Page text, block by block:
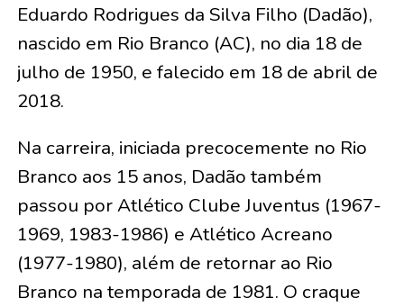
Eduardo Rodrigues da Silva Filho (Dadão),
nascido em Rio Branco (AC), no dia 18 de
julho de 1950, e falecido em 18 de abril de
2018.
Na carreira, iniciada precocemente no Rio
Branco aos 15 anos, Dadão também
passou por Atlético Clube Juventus (1967-
1969, 1983-1986) e Atlético Acreano
(1977-1980), além de retornar ao Rio
Branco na temporada de 1981. O craque